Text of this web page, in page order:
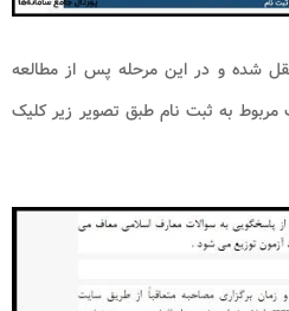
شده و در این مرحله پس از مطالعه
مربوط به ثبت نام طبق تصویر زیر کلیک